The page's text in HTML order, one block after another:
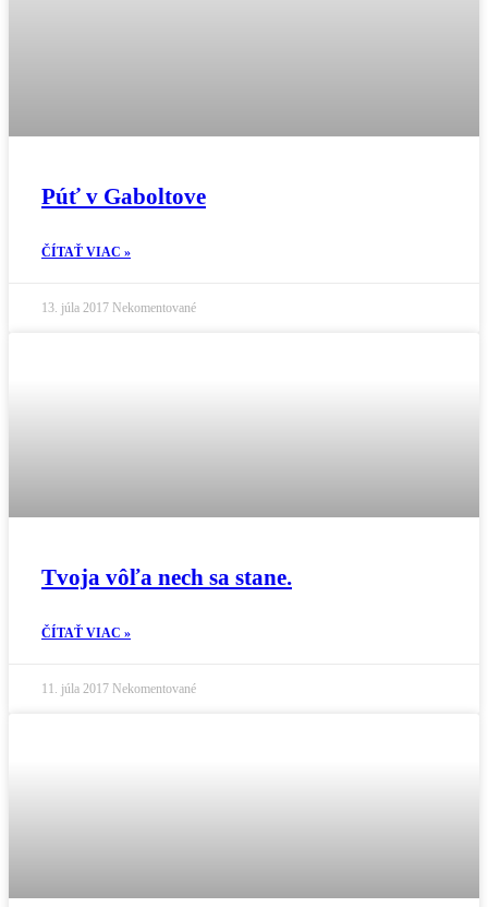
Púť v Gaboltove
ČÍTAŤ VIAC »
13. júla 2017 Nekomentované
Tvoja vôľa nech sa stane.
ČÍTAŤ VIAC »
11. júla 2017 Nekomentované